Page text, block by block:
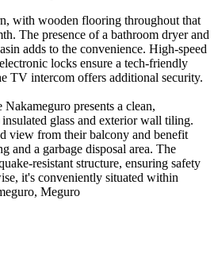
with wooden flooring throughout that
The presence of a bathroom dryer and
adds to the convenience. High-speed
locks ensure a tech-friendly
TV intercom offers additional security.
presents a clean,
glass and exterior wall tiling.
view from their balcony and benefit
and a garbage disposal area. The
resistant structure, ensuring safety
it's conveniently situated within
Meguro